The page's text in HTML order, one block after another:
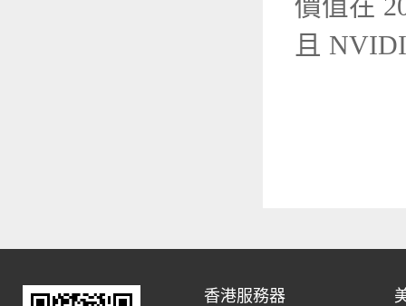
價值在
且
香港服務器